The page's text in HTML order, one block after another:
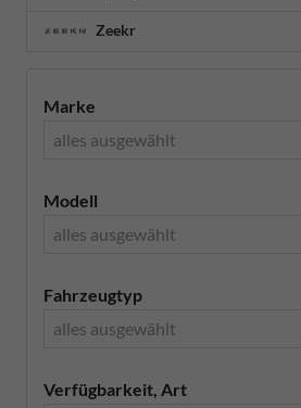
Zeekr
Marke
alles ausgewählt
Modell
alles ausgewählt
Fahrzeugtyp
alles ausgewählt
Verfügbarkeit, Art